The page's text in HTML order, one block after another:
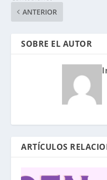
ANTERIOR
SOBRE EL AUTOR
ARTÍCULOS